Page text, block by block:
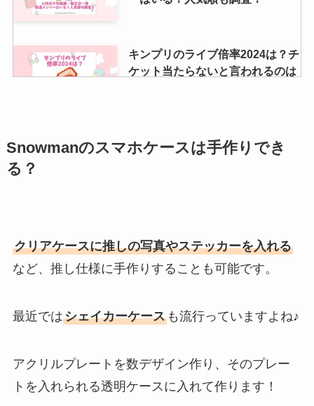
キンプリのライブ倍率2024は？チ
ケット当たらないと言われるのは
トラジャのメンカラは何色？緑の
の？ファンサもらいやすい言葉や
ネタ・コツは？
ジャニヤードは雑誌の買取する？
ブックオフまんだらけも調査
Snowmanのスマホケースは手作りでき
る？
クリアケースに推しの写真やステッカーを入れる
など、推し仕様に手作りすることも可能です。
最近ではシェイカーケースも流行っていますよね♪
アクリルプレートを数デザイン作り、そのプレー
トを入れられる透明ケースに入れて作ります！